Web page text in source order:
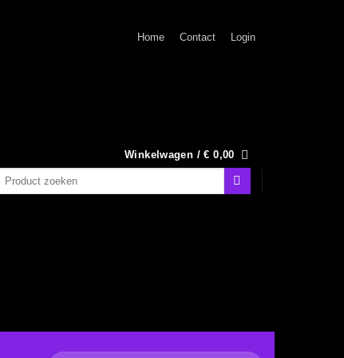
Home Contact Login
Winkelwagen /€ 0,00
Zoeken